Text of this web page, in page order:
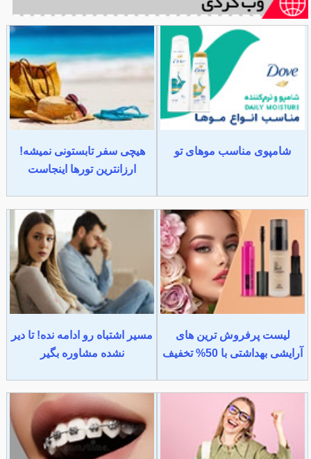
شامپوی مناسب موهای تو
هیچی سفر تابستونی نمیشه!
ارزانترین تورها اینجاست
لیست پرفروش ترین های
آرایشی بهداشتی با 50% تخفیف
مسیر اشتباه رو ادامه نده! تا دیر
نشده مشاوره بگیر